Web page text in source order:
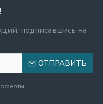
подписавшись на
ОТПРАВИТЬ